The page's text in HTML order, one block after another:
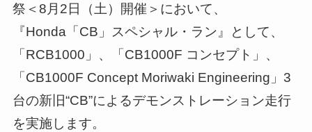
祭＜8月2日（土）開催＞において、
『Honda「CB」スペシャル・ラン』として、
「RCB1000」、「CB1000F コンセプト」、
「CB1000F Concept Moriwaki Engineering」3
台の新旧“CB”によるデモンストレーション走行
を実施します。